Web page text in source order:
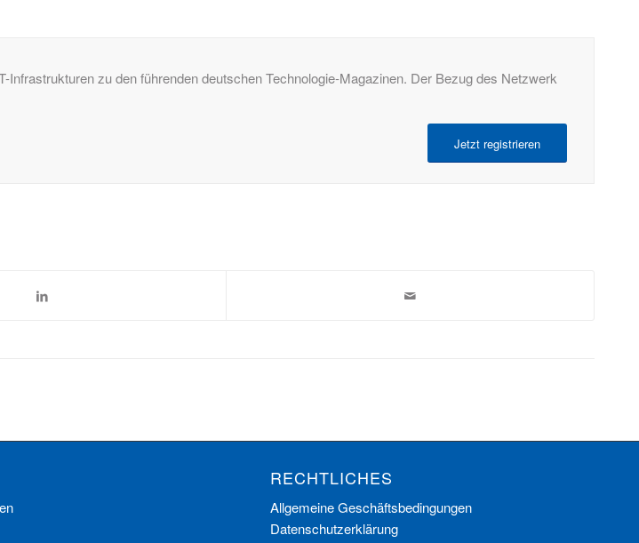
zu den führenden deutschen Technologie-Magazinen. Der Bezug des Netzwerk
Jetzt registrieren
RECHTLICHES
Allgemeine Geschäftsbedingungen
Datenschutzerklärung